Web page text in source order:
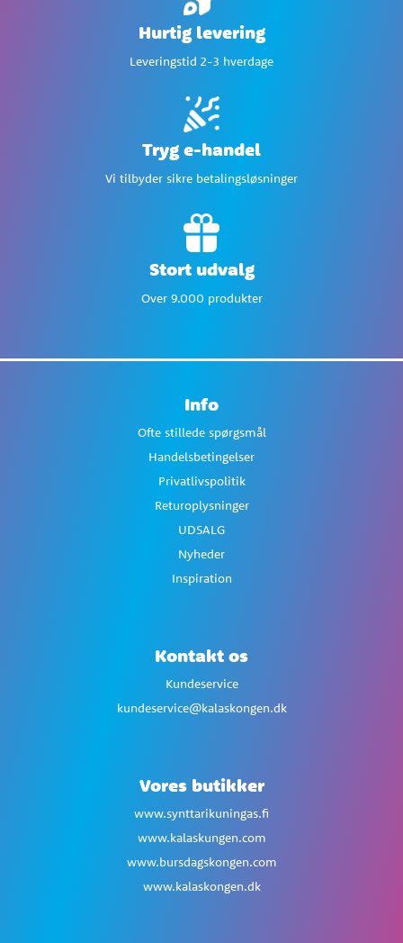
Hurtig levering
Leveringstid 2-3 hverdage
Tryg e-handel
Vi tilbyder sikre betalingsløsninger
Stort udvalg
Over 9.000 produkter
Info
Ofte stillede spørgsmål
Handelsbetingelser
Privatlivspolitik
Returoplysninger
UDSALG
Nyheder
Inspiration
Kontakt os
Kundeservice
kundeservice@kalaskongen.dk
Vores butikker
www.synttarikuningas.fi
www.kalaskungen.com
www.bursdagskongen.com
www.kalaskongen.dk